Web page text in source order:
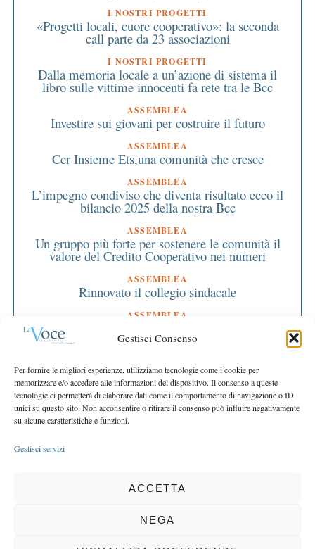
Gestisci Consenso
Per fornire le migliori esperienze, utilizziamo tecnologie come i cookie per
memorizzare e/o accedere alle informazioni del dispositivo. Il consenso a queste
tecnologie ci permetterà di elaborare dati come il comportamento di navigazione o ID
unici su questo sito. Non acconsentire o ritirare il consenso può influire negativamente
su alcune caratteristiche e funzioni.
Gestisci servizi
ACCETTA
NEGA
I NOSTRI PROGETTI
«Progetti locali, cuore cooperativo»: la seconda
call parte da 23 associazioni
I NOSTRI PROGETTI
Dalla memoria locale a un’azione di sistema il
libro sulle vittime innocenti fa rete tra le Bcc
ASSEMBLEA
Investire sui giovani per costruire il futuro
ASSEMBLEA
Ccr Insieme Ets,una comunità che cresce
ASSEMBLEA
L’impegno condiviso che diventa risultato ecco il
bilancio 2025 della nostra Bcc
ASSEMBLEA
Un gruppo più forte per sostenere le comunità il
valore del Credito Cooperativo nei numeri
ASSEMBLEA
Rinnovato il collegio sindacale
ASSEMBLEA
Bilancio approvato all’unanimità e 2 milioni
destinati al territorio
Crescere restando riconoscibili
EDITORIALE PRESIDENTE
Costruire futuro insieme
COPYRIGHT 2025 LA VOCE |PRIVACY
BCC DI BUSTO GAROLFO E BUGUGGIATE